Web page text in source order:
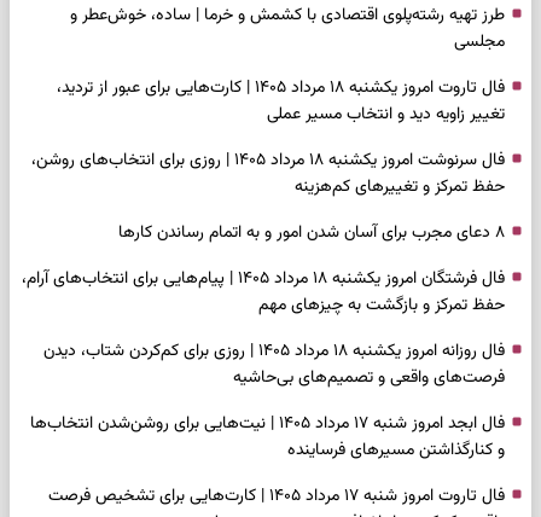
طرز تهیه رشته‌پلوی اقتصادی با کشمش و خرما | ساده، خوش‌عطر و
مجلسی
فال تاروت امروز یکشنبه ۱۸ مرداد ۱۴۰۵ | کارت‌هایی برای عبور از تردید،
تغییر زاویه دید و انتخاب مسیر عملی
فال سرنوشت امروز یکشنبه ۱۸ مرداد ۱۴۰۵ | روزی برای انتخاب‌های روشن،
حفظ تمرکز و تغییرهای کم‌هزینه
۸ دعای مجرب برای آسان شدن امور و به اتمام رساندن کار‌ها
فال فرشتگان امروز یکشنبه ۱۸ مرداد ۱۴۰۵ | پیام‌هایی برای انتخاب‌های آرام،
حفظ تمرکز و بازگشت به چیزهای مهم
فال روزانه امروز یکشنبه ۱۸ مرداد ۱۴۰۵ | روزی برای کم‌کردن شتاب، دیدن
فرصت‌های واقعی و تصمیم‌های بی‌حاشیه
فال ابجد امروز شنبه ۱۷ مرداد ۱۴۰۵ | نیت‌هایی برای روشن‌شدن انتخاب‌ها
و کنارگذاشتن مسیرهای فرساینده
فال تاروت امروز شنبه ۱۷ مرداد ۱۴۰۵ | کارت‌هایی برای تشخیص فرصت